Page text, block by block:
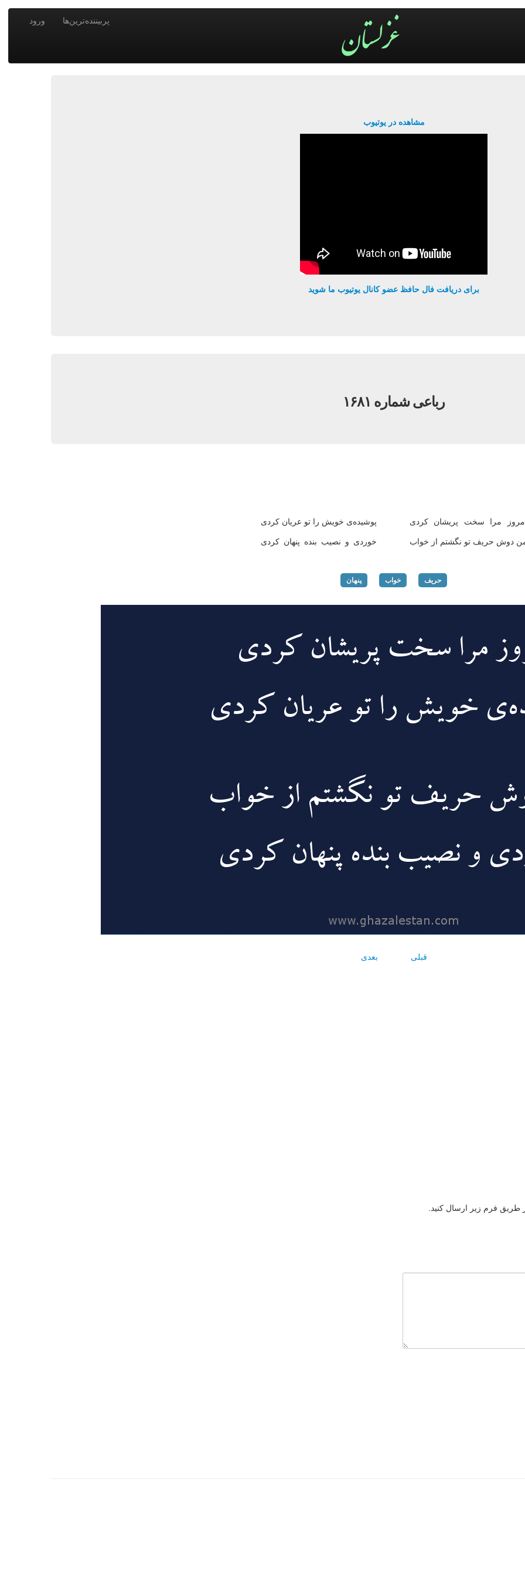
پربیننده‌ترین‌ها ورود
مشاهده در یوتیوب
برای دریافت فال حافظ عضو کانال یوتیوب ما شوید
رباعی شماره ۱۶۸۱
مرا سخت پریشان کردی پوشیده‌ی خویش را تو عریان کردی
دوش حریف تو نگشتم از خواب خوردی و نصیب بنده پنهان کردی
حریف خواب پنهان
قبلی بعدی
طریق فرم زیر ارسال کنید.